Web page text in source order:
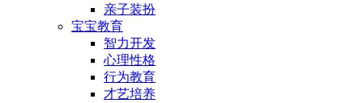
亲子装扮
宝宝教育
智力开发
心理性格
行为教育
才艺培养